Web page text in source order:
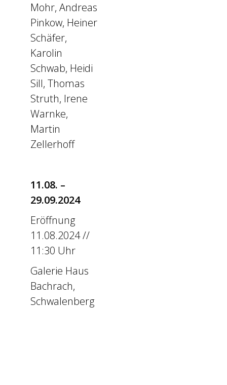
Mohr, Andreas
Pinkow, Heiner
Schäfer,
Karolin
Schwab, Heidi
Sill, Thomas
Struth, Irene
Warnke,
Martin
Zellerhoff
11.08. –
29.09.2024
Eröffnung
11.08.2024 //
11:30 Uhr
Galerie Haus
Bachrach,
Schwalenberg